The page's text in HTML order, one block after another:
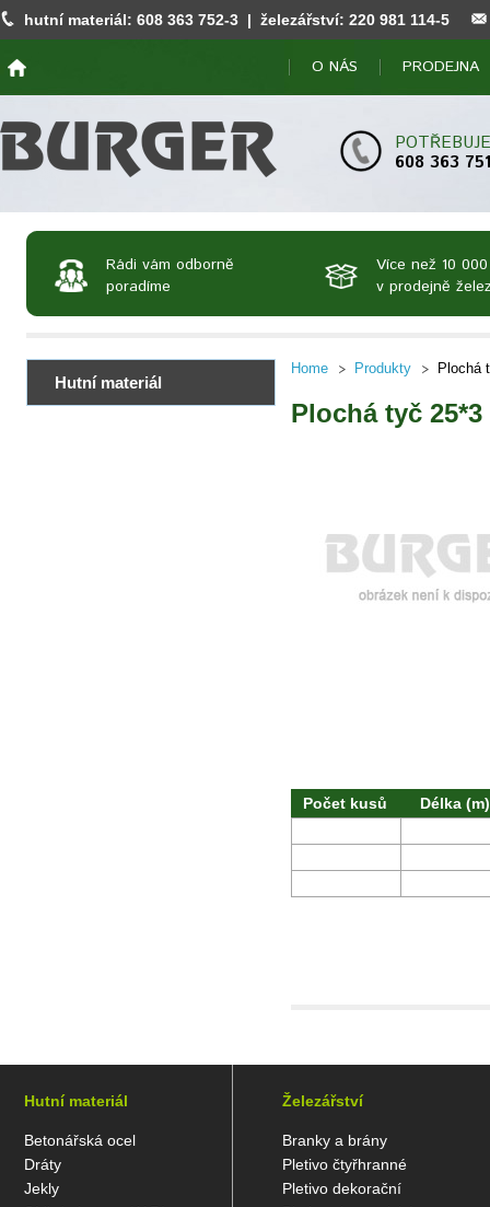
hutní materiál: 608 363 752-3 | železářství: 220 981 114-5
O NÁS PRODEJNA
608 363 751
Rádi vám odborně
poradíme
Více než 10
v prodejně
Hutní materiál
Home Produkty Plochá
Plochá tyč 25*3
Počet kusů Délka (m)
Hutní materiál
Betonářská ocel
Dráty
Jekly
Železářství
Branky a brány
Pletivo čtyřhranné
Pletivo dekorační